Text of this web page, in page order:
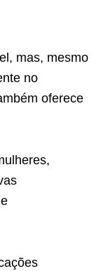
mas, mesmo
no
oferece